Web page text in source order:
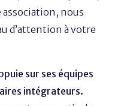
nous
d’attention à votre
sur ses équipes
intégrateurs.